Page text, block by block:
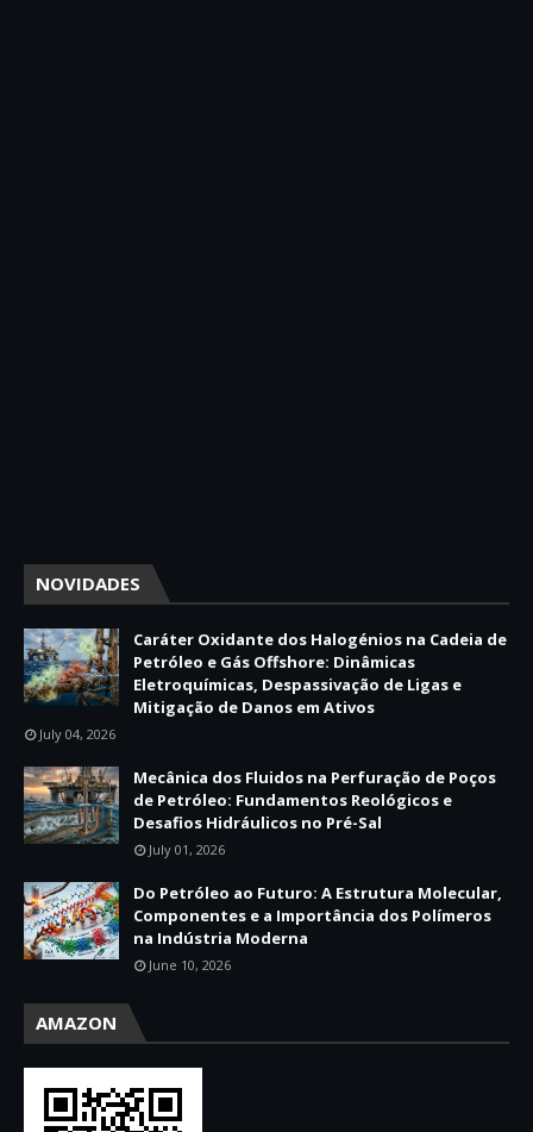
NOVIDADES
Caráter Oxidante dos Halogénios na Cadeia de
Petróleo e Gás Offshore: Dinâmicas
Eletroquímicas, Despassivação de Ligas e
Mitigação de Danos em Ativos
July 04, 2026
Mecânica dos Fluidos na Perfuração de Poços
de Petróleo: Fundamentos Reológicos e
Desafios Hidráulicos no Pré-Sal
July 01, 2026
Do Petróleo ao Futuro: A Estrutura Molecular,
Componentes e a Importância dos Polímeros
na Indústria Moderna
June 10, 2026
AMAZON